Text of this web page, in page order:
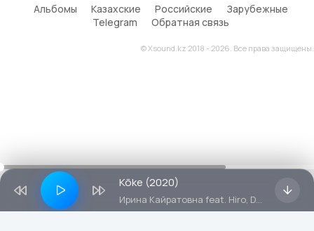
Альбомы Казахские Российские
Зарубежные
Telegram
Обратная связь
© Xsound.kz 2018 - 2026. Все права защищены.
Kõke (2020)
Ирина Кайратовна feat. Hiro, De Lacure, Fatbelly